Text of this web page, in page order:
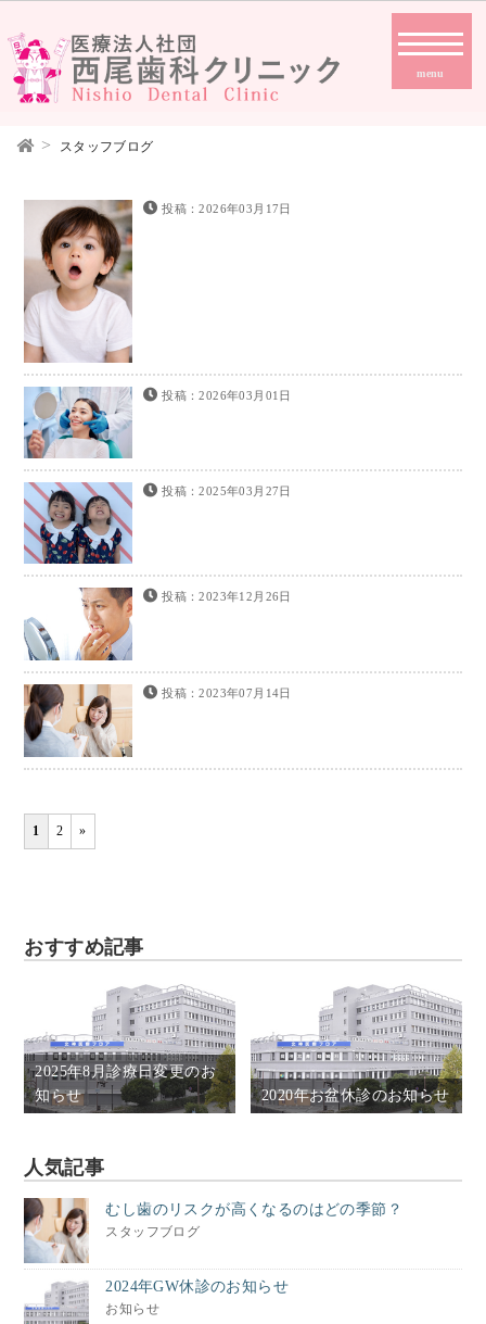
menu
スタッフブログ
投稿：2026年03月17日
投稿：2026年03月01日
投稿：2025年03月27日
投稿：2023年12月26日
投稿：2023年07月14日
1 2 »
おすすめ記事
2025年8月診療日変更のお
知らせ
2020年お盆休診のお知らせ
人気記事
むし歯のリスクが高くなるのはどの季節？
スタッフブログ
2024年GW休診のお知らせ
お知らせ